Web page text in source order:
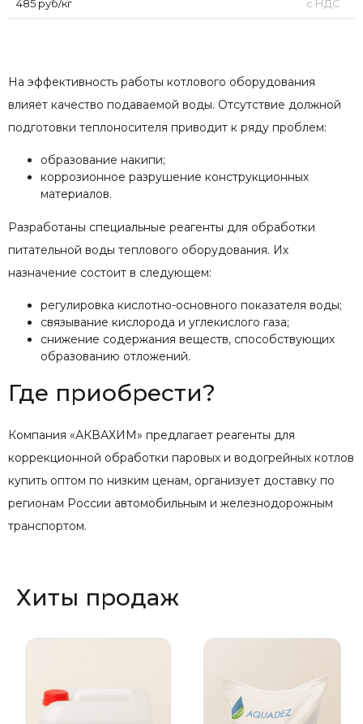
485 руб/кг с НДС
На эффективность работы котлового оборудования
влияет качество подаваемой воды. Отсутствие должной
подготовки теплоносителя приводит к ряду проблем:
образование накипи;
коррозионное разрушение конструкционных
материалов.
Разработаны специальные реагенты для обработки
питательной воды теплового оборудования. Их
назначение состоит в следующем:
регулировка кислотно-основного показателя воды;
связывание кислорода и углекислого газа;
снижение содержания веществ, способствующих
образованию отложений.
Где приобрести?
Компания «АКВАХИМ» предлагает реагенты для
коррекционной обработки паровых и водогрейных котлов
купить оптом по низким ценам, организует доставку по
регионам России автомобильным и железнодорожным
транспортом.
Хиты продаж